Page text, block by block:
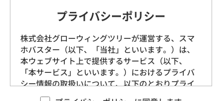
プライバシーポリシー
株式会社グローウィングツリーが運営する、スマ
ホバスター（以下、「当社」といいます。）は、
本ウェブサイト上で提供するサービス（以下、
「本サービス」といいます。）におけるプライバ
シー情報の取扱いについて、以下のとおりプライ
バシーポリシー（以下、「本ポリシー」といいま